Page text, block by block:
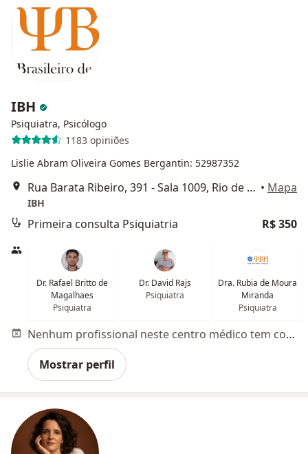
IBH
Psiquiatra, Psicólogo
1183 opiniões
Lislie Abram Oliveira Gomes Bergantin: 52987352
Rua Barata Ribeiro, 391 - Sala 1009, Rio de Janeiro • Mapa
IBH
Primeira consulta Psiquiatria R$ 350
Dr. Rafael Britto de
Magalhaes
Psiquiatra
Dr. David Rajs
Psiquiatra
Dra. Rubia de Moura
Miranda
Psiquiatra
Nenhum profissional neste centro médico tem consultas disponíveis
Mostrar perfil